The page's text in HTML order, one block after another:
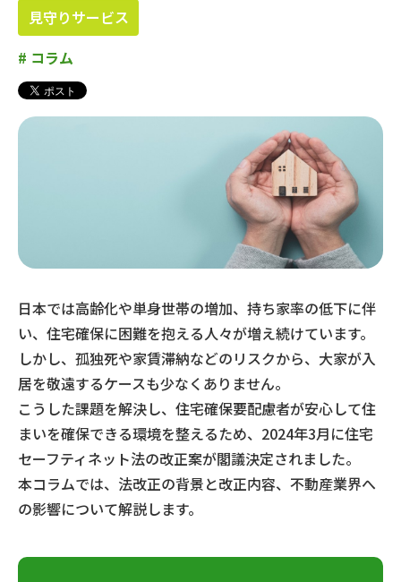
見守りサービス
# コラム
日本では高齢化や単身世帯の増加、持ち家率の低下に伴
い、住宅確保に困難を抱える人々が増え続けています。
しかし、孤独死や家賃滞納などのリスクから、大家が入
居を敬遠するケースも少なくありません。
こうした課題を解決し、住宅確保要配慮者が安心して住
まいを確保できる環境を整えるため、2024年3月に住宅
セーフティネット法の改正案が閣議決定されました。
本コラムでは、法改正の背景と改正内容、不動産業界へ
の影響について解説します。